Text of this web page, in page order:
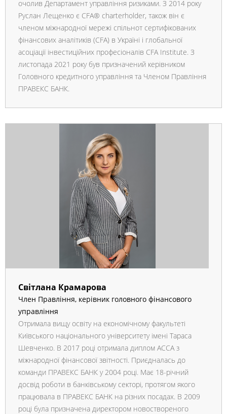
очолив Департамент управління ризиками. З 2014 року
Руслан Лещенко є CFA® charterholder, також він є
членом міжнародної мережі спільнот сертифікованих
фінансових аналітиків (CFA) в Україні і глобальної
асоціації інвестиційних професіоналів CFA Institute. З
листопада 2021 року був призначений керівником
Головного кредитного управління та Членом Правління
ПРАВЕКС БАНК.
Світлана Крамарова
Член Правління, керівник головного фінансового
управління
Отримала вищу освіту на економічному факультеті
Київського національного університету імені Тараса
Шевченко. В 2017 році отримала диплом АССА з
міжнародної фінансової звітності. Приєдналась до
команди ПРАВЕКС БАНК у 2004 році. Має 18-річний
досвід роботи в банківському секторі, протягом якого
працювала в ПРАВЕКС БАНК на різних посадах. В 2009
році була призначена директором новоствореного